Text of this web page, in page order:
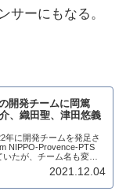
サーにもなる。
開発チームに岡篤
、織田聖、津田悠義
年に開発チームを発足さ
NIPPO-Provence-PTS
たが、チーム名も変わ
2021.12.04